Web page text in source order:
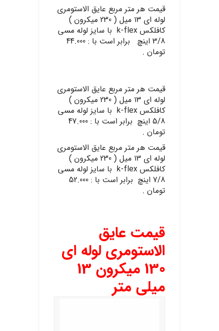
قیمت هر متر مربع عایق الاستومری
لوله ای ۱۳ میل ( 230 میکرون )
کافلکس k-flex با سایز لوله مسی
3/8 اینچ برابر است با : 44.000
تومان .
قیمت هر متر مربع عایق الاستومری
لوله ای ۱۳ میل ( 230 میکرون )
کافلکس k-flex با سایز لوله مسی
5/8 اینچ برابر است با : 47.000
تومان .
قیمت هر متر مربع عایق الاستومری
لوله ای ۱۳ میل ( 230 میکرون )
کافلکس k-flex با سایز لوله مسی
7/8 اینچ برابر است با : 52.000
تومان .
قیمت عایق
الاستومری لوله ای
130 میکرون 13
میلی متر